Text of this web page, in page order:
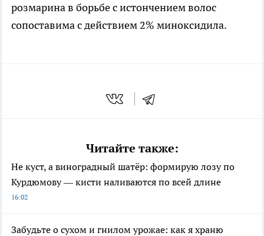
розмарина в борьбе с истончением волос
сопоставима с действием 2% миноксидила.
Читайте также:
Не куст, а виноградный шатёр: формирую лозу по
Курдюмову — кисти наливаются по всей длине
16:02
Забудьте о сухом и гнилом урожае: как я храню